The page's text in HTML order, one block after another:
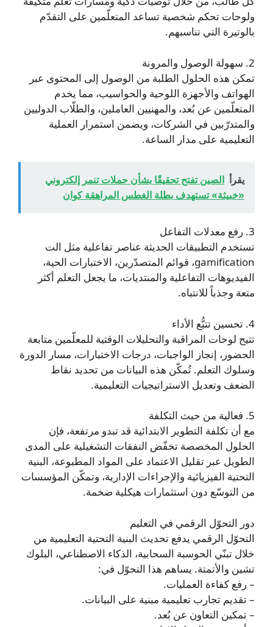
ولوحات تحكم شخصية تساعد المتعلّمين على التقدّم
بالوتيرة التي تناسبهم.
2. سهولة الوصول والمرونة
تمكن هذه الحلول الطلبة من الوصول إلى المحتوى عبر
الهواتف والأجهزة اللوحية والحواسيب، مما يخدم
المتعلّمين عن بُعد، والمهنيين العاملين، والطلّاب الدوليين
والمتدرّبين في الشركات، ويضمن استمرار العملية
التعليمية على مدار الساعة.
يقرأ الصين تفتح تحقيقًا بشأن حملات تنمر إلكتروني
«خبيثة» تستهدف بطلة الغطس المراهقة كوان
3. رفع معدلات التفاعل
تستخدم التطبيقات الحديثة عناصر تفاعلية مثل الت
gamification، قوائم المتصدّرين، الاختبارات الحية،
الفيديوهات التفاعلية والمنتديات، ما يجعل التعلم أكثر
متعة وجذباً للانتباه.
4. تحسين تتبُّع الأداء
تتيح لوحات المراقبة والتحليلات الوقتية للمعلّمين متابعة
الحضور، إنجاز الواجبات، درجات الاختبارات، مسار الدورة
وسلوك التعلم. تُمكّن هذه البيانات من تحديد نقاط
الضعف وتعديل الاستراتيجيات التعليمية.
5. فعالية من حيث التكلفة
مع أن تكلفة التطوير الابتدائية قد تبدو مرتفعة، فإن
الحلول المخصصة تخفّض النفقات التشغيلية على المدى
الطويل عبر تقليل الاعتماد على المواد المطبوعة، البنية
التحتية الفيزيائية والإجراءات الإدارية، وتمكّن المؤسسات
من التوسّع دون استثمارات هيكلية ضخمة.
دور التحوّل الرقمي في التعليم
التحوّل الرقمي يدفع تحديث البنية التحتية التعليمية من
خلال تبنّي الحوسبة السحابية، الذكاء الاصطناعي، البلوك
تشين والأتمتة. يساهم هذا التحوّل في:
– رفع كفاءة العمليات.
– تقديم تجارب تعليمية مبنية على البيانات.
– تمكين التعاون عن بُعد.